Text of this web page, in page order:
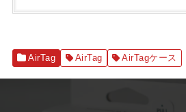
AirTag AirTag AirTagケース